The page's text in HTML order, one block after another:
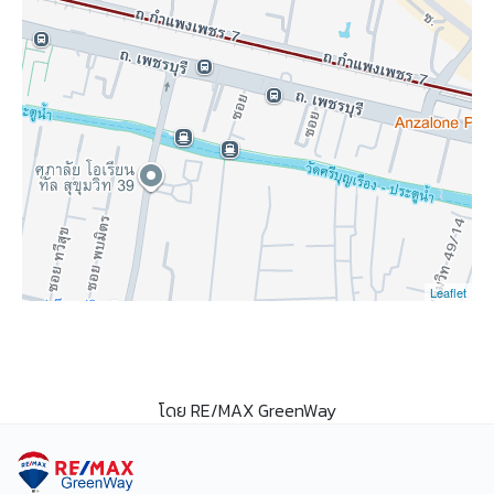
Leaflet
โดย RE/MAX GreenWay